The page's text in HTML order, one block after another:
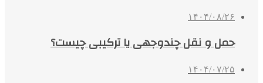
۱۴۰۴/۰۸/۲۶
حمل و نقل چندوجهی یا ترکیبی چیست؟
۱۴۰۴/۰۷/۲۵